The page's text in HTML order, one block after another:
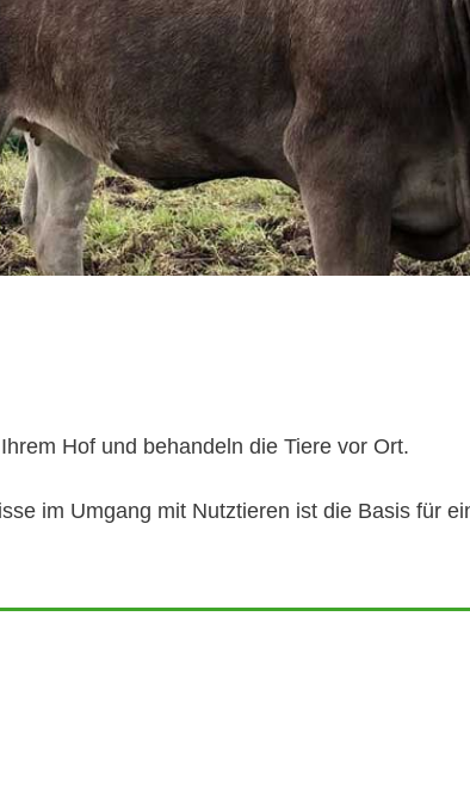
Hof und behandeln die Tiere vor Ort.
im Umgang mit Nutztieren ist die Basis für